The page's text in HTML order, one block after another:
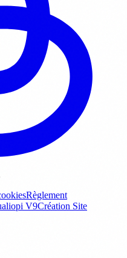
Règlement
V9Création Site